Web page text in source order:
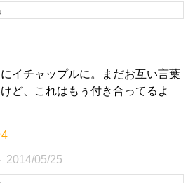
イチャップルに。まだお互い言葉
ど、これはもぅ付き合ってるよ
2014/05/25